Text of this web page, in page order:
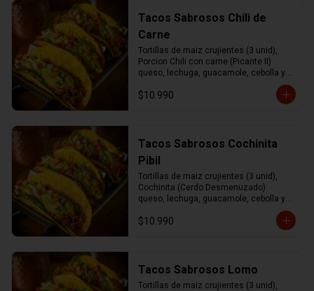
Tacos Sabrosos Chili de
Carne
Tortillas de maiz crujientes (3 unid),
Porcion Chili con carne (Picante II)
queso, lechuga, guacamole, cebolla y
$10.990
Tacos Sabrosos Cochinita
Pibil
Tortillas de maiz crujientes (3 unid),
Cochinita (Cerdo Desmenuzado)
queso, lechuga, guacamole, cebolla y
$10.990
Tacos Sabrosos Lomo
Tortillas de maiz crujientes (3 unid),